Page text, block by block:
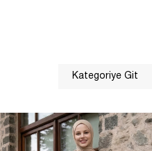
Kategoriye Git